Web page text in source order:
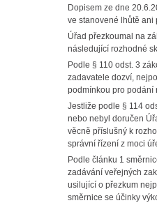
Dopisem ze dne
ve stanovené lhůtě ani
Úřad přezkoumal na
následující rozhodné
Podle § 110 odst. 3
zadavatele dozví,
podmínkou pro podání
Jestliže podle § 114
nebo nebyl doručen
věcně příslušný k
správní řízení z moci
Podle článku 1
zadávání veřejných
usilující o přezkum
směrnice se účinky